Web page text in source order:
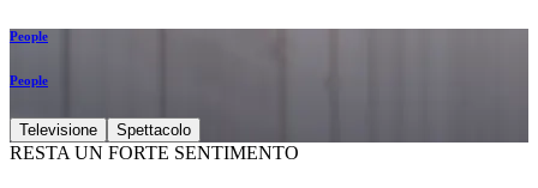
People
People
Televisione Spettacolo
RESTA UN FORTE SENTIMENTO